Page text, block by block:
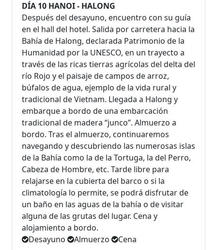
DÍA 10 HANOI - HALONG
Después del desayuno, encuentro con su guía
en el hall del hotel. Salida por carretera hacia la
Bahía de Halong, declarada Patrimonio de la
Humanidad por la UNESCO, en un trayecto a
través de las ricas tierras agrícolas del delta del
río Rojo y el paisaje de campos de arroz,
búfalos de agua, ejemplo de la vida rural y
tradicional de Vietnam. Llegada a Halong y
embarque a bordo de una embarcación
tradicional de madera “junco”. Almuerzo a
bordo. Tras el almuerzo, continuaremos
navegando y descubriendo las numerosas islas
de la Bahía como la de la Tortuga, la del Perro,
Cabeza de Hombre, etc. Tarde libre para
relajarse en la cubierta del barco o si la
climatología lo permite, se podrá disfrutar de
un baño en las aguas de la bahía o de visitar
alguna de las grutas del lugar. Cena y
alojamiento a bordo.
Desayuno
Almuerzo Cena